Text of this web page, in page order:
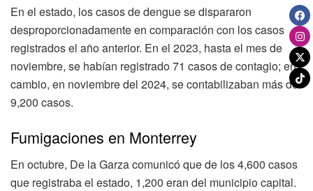
En el estado, los casos de dengue se dispararon
desproporcionadamente en comparación con los casos
registrados el año anterior. En el 2023, hasta el mes de
noviembre, se habían registrado 71 casos de contagio; en
cambio, en noviembre del 2024, se contabilizaban más de
9,200 casos.
Fumigaciones en Monterrey
En octubre, De la Garza comunicó que de los 4,600 casos
que registraba el estado, 1,200 eran del municipio capital.